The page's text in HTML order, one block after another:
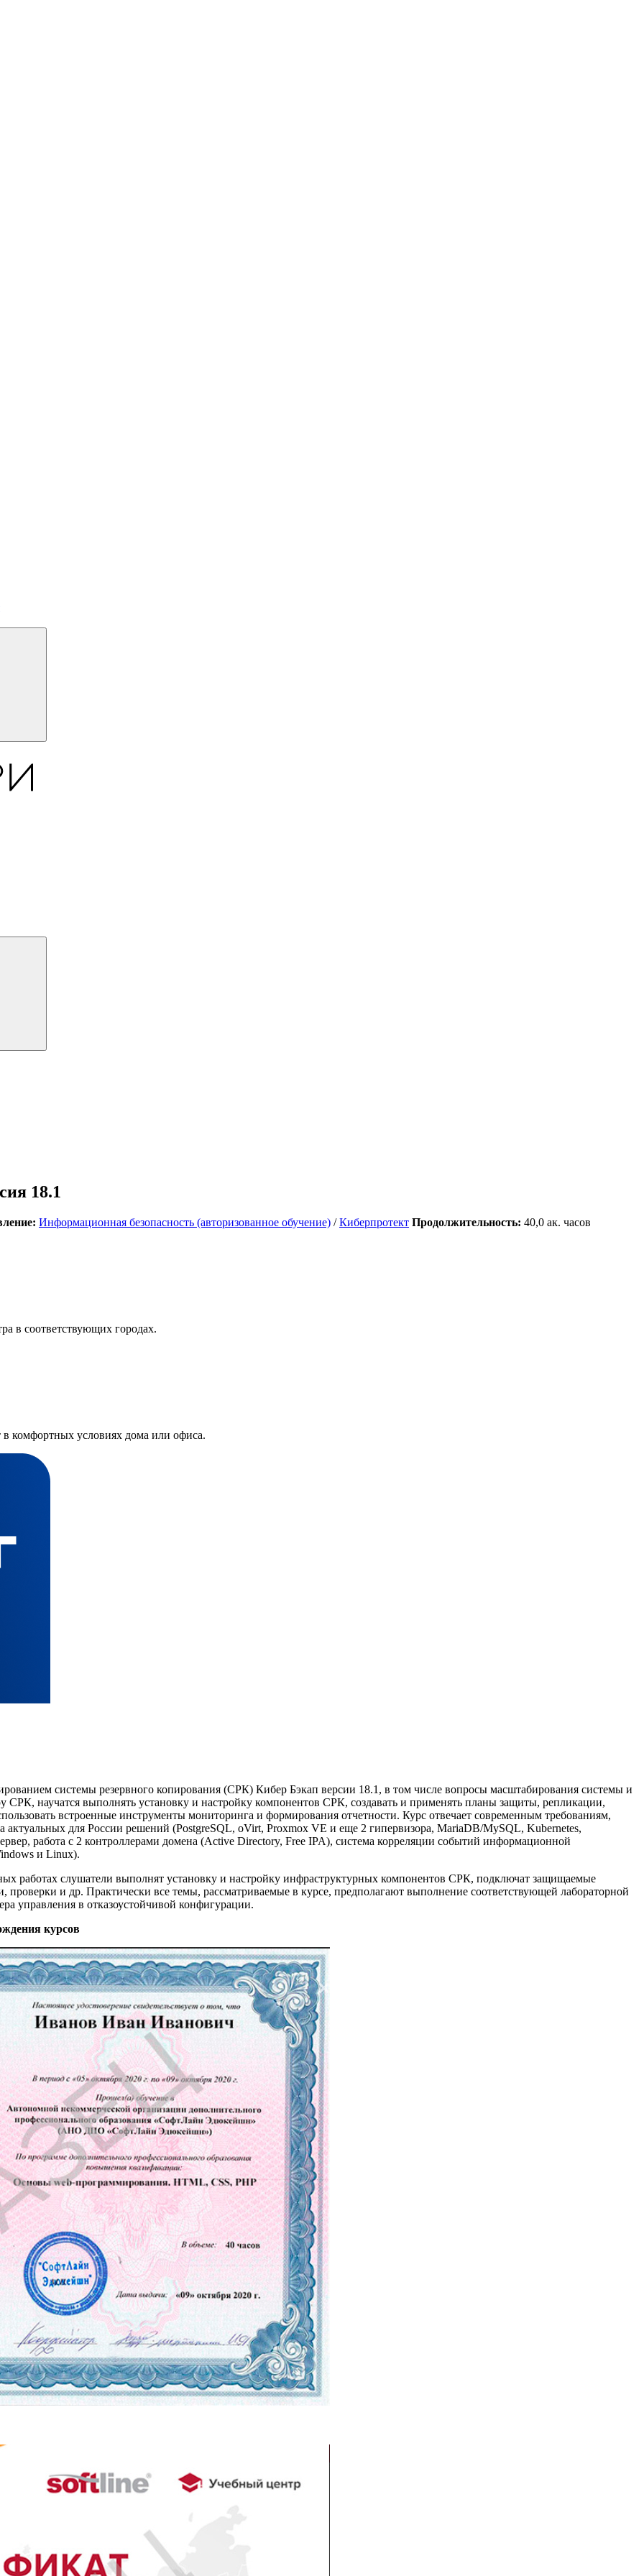
18.1
Информационная безопасность (авторизованное обучение) /Киберпротект Продолжительность: 40,0 ак. часов
в соответствующих городах.
комфортных условиях дома или офиса.
системы резервного копирования (СРК) Кибер Бэкап версии 18.1, в том числе вопросы масштабирования системы и
СРК, научатся выполнять установку и настройку компонентов СРК, создавать и применять планы защиты, репликации,
встроенные инструменты мониторинга и формирования отчетности. Курс отвечает современным требованиям,
актуальных для России решений (PostgreSQL, oVirt, Proxmox VE и еще 2 гипервизора, MariaDB/MySQL, Kubernetes,
работа с 2 контроллерами домена (Active Directory, Free IPA), система корреляции событий информационной
и Linux).
работах слушатели выполнят установку и настройку инфраструктурных компонентов СРК, подключат защищаемые
и др. Практически все темы, рассматриваемые в курсе, предполагают выполнение соответствующей лабораторной
управления в отказоустойчивой конфигурации.
курсов